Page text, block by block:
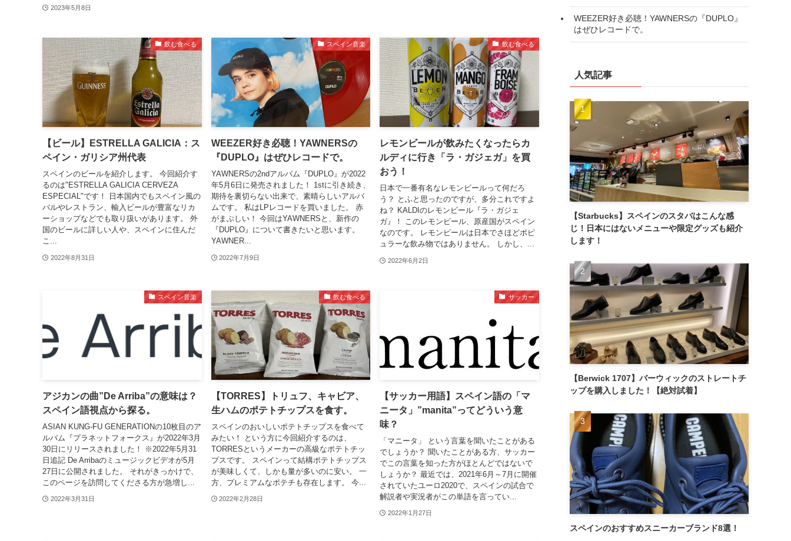
2023年5月8日
飲む食べる
【ビール】ESTRELLA GALICIA：ス
ペイン・ガリシア州代表
スペインのビールを紹介します。 今回紹介す
るのは"ESTRELLA GALICIA CERVEZA
ESPECIAL"です！ 日本国内でもスペイン風の
バルやレストラン、輸入ビールが豊富なリカ
ーショップなどでも取り扱いがあります。 外
国のビールに詳しい人や、スペインに住んだ
こ...
2022年8月31日
スペイン音楽
WEEZER好き必聴！YAWNERSの
『DUPLO』はぜひレコードで。
YAWNERSの2ndアルバム『DUPLO』が2022
年5月6日に発売されました！ 1stに引き続き、
期待を裏切らない出来で、素晴らしいアルバ
ムです。 私はLPレコードを買いました。 赤
がまぶしい！ 今回はYAWNERSと、新作の
『DUPLO』について書きたいと思います。
YAWNER...
2022年7月9日
飲む食べる
レモンビールが飲みたくなったらカ
ルディに行き「ラ・ガジェガ」を買
おう！
日本で一番有名なレモンビールって何だろ
う？ とふと思ったのですが、多分これですよ
ね？ KALDIのレモンビール『ラ・ガジェ
ガ』！ このレモンビール、原産国がスペイン
なのです。 レモンビールは日本でさほどポピ
ュラーな飲み物ではありません。 しかし、...
2022年6月2日
スペイン音楽
アジカンの曲”De Arriba”の意味は？
スペイン語視点から探る。
ASIAN KUNG-FU GENERATIONの10枚目のア
ルバム『プラネットフォークス』が2022年3月
30日にリリースされました！ ※2022年5月31
日追記 De Arribaのミュージックビデオが5月
27日に公開されました。 それがきっかけで、
このページを訪問してくださる方が急増し...
2022年3月31日
飲む食べる
【TORRES】トリュフ、キャビア、
生ハムのポテトチップスを食す。
スペインのおいしいポテトチップスを食べて
みたい！ という方に今回紹介するのは、
TORRESというメーカーの高級なポテトチッ
プスです。 スペインって結構ポテトチップス
が美味しくて、しかも量が多いのに安い。 一
方、プレミアムなポテチも存在します。 今...
2022年2月28日
サッカー
【サッカー用語】スペイン語の「マ
ニータ」”manita”ってどういう意
味？
「マニータ」 という言葉を聞いたことがある
でしょうか？ 聞いたことがある方、サッカー
でこの言葉を知った方がほとんどではないで
しょうか？ 最近では、2021年6月～7月に開催
されていたユーロ2020で、スペインの試合で
解説者や実況者がこの単語を言ってい...
2022年1月27日
WEEZER好き必聴！YAWNERSの『DUPLO』
はぜひレコードで。
人気記事
【Starbucks】スペインのスタバはこんな感
じ！日本にはないメニューや限定グッズも紹介
します！
【Berwick 1707】バーウィックのストレートチ
ップを購入しました！【絶対試着】
スペインのおすすめスニーカーブランド8選！